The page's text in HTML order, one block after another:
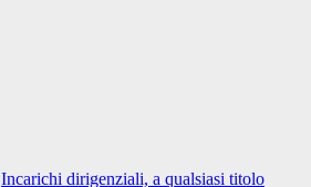
Incarichi dirigenziali, a qualsiasi titolo